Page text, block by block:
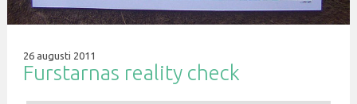
26 augusti 2011
Furstarnas reality check